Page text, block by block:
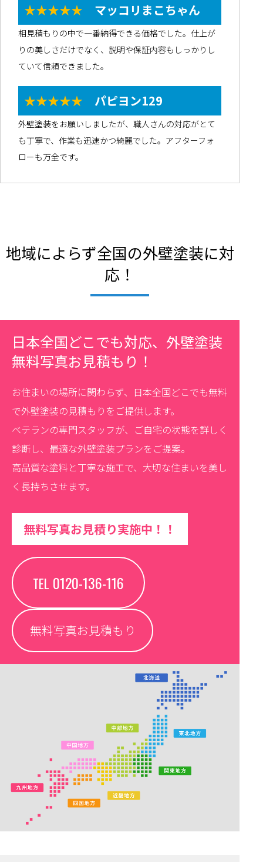
★★★★★ マッコリまこちゃん
相見積もりの中で一番納得できる価格でした。仕上が
りの美しさだけでなく、説明や保証内容もしっかりし
ていて信頼できました。
★★★★★ パピヨン129
外壁塗装をお願いしましたが、職人さんの対応がとて
も丁寧で、作業も迅速かつ綺麗でした。アフターフォ
ローも万全です。
地域によらず全国の外壁塗装に対
応！
日本全国どこでも対応、外壁塗装
無料写真お見積もり！
お住まいの場所に関わらず、日本全国どこでも無料
で外壁塗装の見積もりをご提供します。
ベテランの専門スタッフが、ご自宅の状態を詳しく
診断し、最適な外壁塗装プランをご提案。
高品質な塗料と丁寧な施工で、大切な住まいを美し
く長持ちさせます。
無料写真お見積り実施中！！
TEL 0120-136-116
無料写真お見積もり